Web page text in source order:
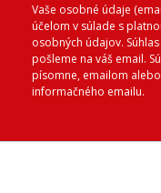
Vaše osobné údaje
účelom v súlade s
osobných údajov.
pošleme na váš email.
písomne, emailom
informačného emailu.